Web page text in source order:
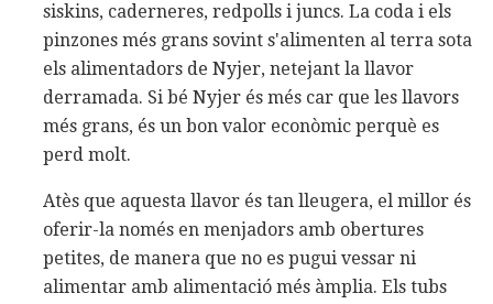
siskins, caderneres, redpolls i juncs. La coda i els
pinzones més grans sovint s'alimenten al terra sota
els alimentadors de Nyjer, netejant la llavor
derramada. Si bé Nyjer és més car que les llavors
més grans, és un bon valor econòmic perquè es
perd molt.
Atès que aquesta llavor és tan lleugera, el millor és
oferir-la només en menjadors amb obertures
petites, de manera que no es pugui vessar ni
alimentar amb alimentació més àmplia. Els tubs